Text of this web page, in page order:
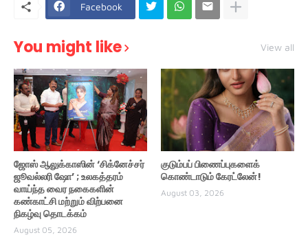
Facebook
You might like View all
ஜோஸ் ஆலுக்காஸின் ‘சிக்னேச்சர்
ஜூவல்லரி ஷோ’ ; உலகத்தரம்
வாய்ந்த வைர நகைகளின்
கண்காட்சி மற்றும் விற்பனை
நிகழ்வு தொடக்கம்
August 05, 2026
குடும்பப் பிணைப்புகளைக்
கொண்டாடும் கேரட்லேன்!
August 03, 2026